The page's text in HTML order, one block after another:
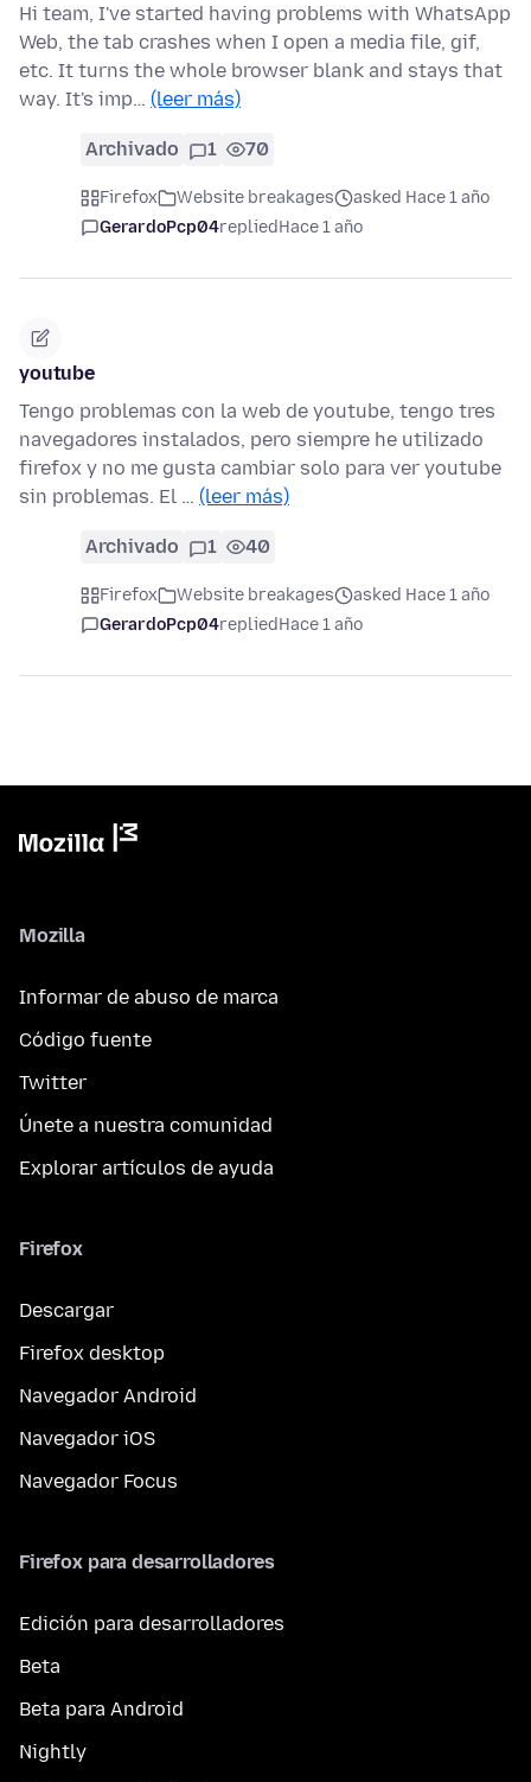
Hi team, I've started having problems with WhatsApp
Web, the tab crashes when I open a media file, gif,
etc. It turns the whole browser blank and stays that
way. It's imp… (leer más)
Archivado 1 70
Firefox Website breakages
asked Hace 1 año
GerardoPcp04repliedHace 1 año
youtube
Tengo problemas con la web de youtube, tengo tres
navegadores instalados, pero siempre he utilizado
firefox y no me gusta cambiar solo para ver youtube
sin problemas. El … (leer más)
Archivado 1 40
Firefox Website breakages
asked Hace 1 año
GerardoPcp04repliedHace 1 año
Mozilla
Informar de abuso de marca
Código fuente
Twitter
Únete a nuestra comunidad
Explorar artículos de ayuda
Firefox
Descargar
Firefox desktop
Navegador Android
Navegador iOS
Navegador Focus
Firefox para desarrolladores
Edición para desarrolladores
Beta
Beta para Android
Nightly